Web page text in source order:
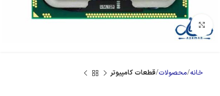
بزرگنمایی تصویر
خانه محصولات قطعات کامپیوتر